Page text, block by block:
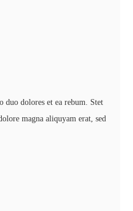
duo dolores et ea rebum. Stet
magna aliquyam erat, sed